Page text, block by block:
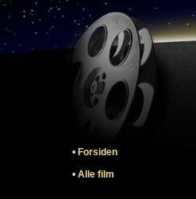
• Forsiden
• Alle film